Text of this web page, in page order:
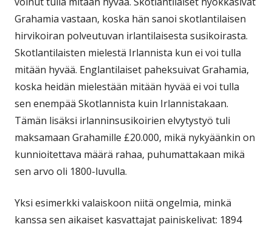
Grahamia vastaan, koska hän sanoi skotlantilaisen
hirvikoiran polveutuvan irlantilaisesta susikoirasta.
Skotlantilaisten mielestä Irlannista kun ei voi tulla
mitään hyvää. Englantilaiset paheksuivat Grahamia,
koska heidän mielestään mitään hyvää ei voi tulla
sen enempää Skotlannista kuin Irlannistakaan.
Tämän lisäksi irlanninsusikoirien elvytystyö tuli
maksamaan Grahamille £20.000, mikä nykyäänkin on
kunnioitettava määrä rahaa, puhumattakaan mikä
sen arvo oli 1800-luvulla.
Yksi esimerkki valaiskoon niitä ongelmia, minkä
kanssa sen aikaiset kasvattajat painiskelivat: 1894